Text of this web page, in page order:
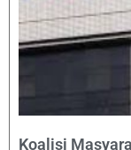
Koalisi